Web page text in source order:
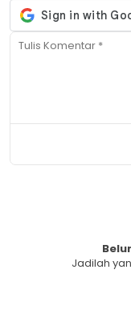
Jadilah